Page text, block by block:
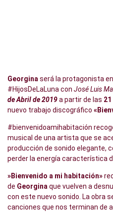
Georgina será la protagonista
#HijosDeLaLuna con José Luis
de Abril de 2019a partir de las 21
nuevo trabajo discográfico
#bienvenidoamihabitación
musical de una artista que se
producción de sonido elegante,
perder la energía característica
»Bienvenido a mi habitación»
de Georgina que vuelven a
con este nuevo sonido. La obra
canciones que nos terminan de